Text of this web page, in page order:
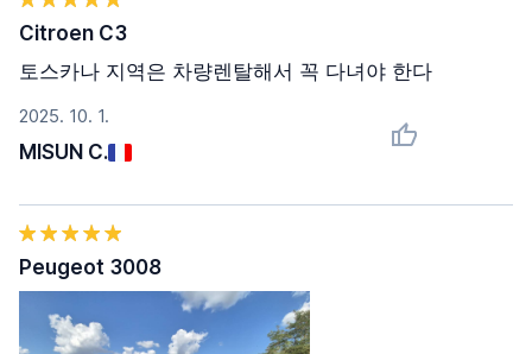
2025. 10. 1.
MISUN C.
Citroen C3
토스카나 지역은 차량렌탈해서 꼭 다녀야 한다
Peugeot 3008